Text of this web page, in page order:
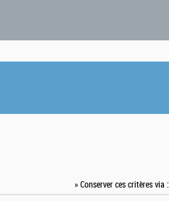
» Conserver ces critères via :